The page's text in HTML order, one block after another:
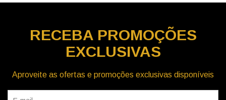
RECEBAPROMOÇÕES
EXCLUSIVAS
Aproveite as ofertas e promoções exclusivas disponíveis